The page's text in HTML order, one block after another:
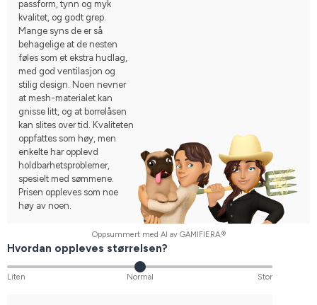
passform, tynn og myk
kvalitet, og godt grep.
Mange syns de er så
behagelige at de nesten
føles som et ekstra hudlag,
med god ventilasjon og
stilig design. Noen nevner
at mesh-materialet kan
gnisse litt, og at borrelåsen
kan slites over tid. Kvaliteten
oppfattes som høy, men
enkelte har opplevd
holdbarhetsproblemer,
spesielt med sømmene.
Prisen oppleves som noe
høy av noen.
Oppsummert med AI av GAMIFIERA.®
Hvordan oppleves størrelsen?
Liten Normal Stor